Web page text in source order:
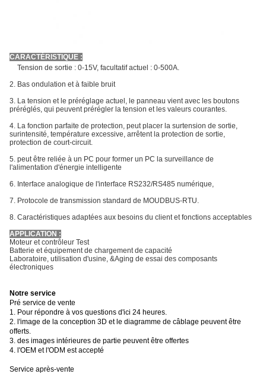
CARACTÉRISTIQUE :
Tension de sortie : 0-15V, facultatif actuel : 0-500A.
2. Bas ondulation et à faible bruit
3. La tension et le préréglage actuel, le panneau vient avec les boutons
préréglés, qui peuvent prérégler la tension et les valeurs courantes.
4. La fonction parfaite de protection, peut placer la surtension de sortie,
surintensité, température excessive, arrêtent la protection de sortie,
protection de court-circuit.
5. peut être reliée à un PC pour former un PC la surveillance de
l'alimentation d'énergie intelligente
6. Interface analogique de l'interface RS232/RS485 numérique,
7. Protocole de transmission standard de MOUDBUS-RTU.
8. Caractéristiques adaptées aux besoins du client et fonctions acceptables
APPLICATION :
Moteur et contrôleur Test
Batterie et équipement de chargement de capacité
Laboratoire, utilisation d'usine, &Aging de essai des composants
électroniques
Notre service
Pré service de vente
1. Pour répondre à vos questions d'ici 24 heures.
2. l'image de la conception 3D et le diagramme de câblage peuvent être
offerts.
3. des images intérieures de partie peuvent être offertes
4. l'OEM et l'ODM est accepté
Service après-vente